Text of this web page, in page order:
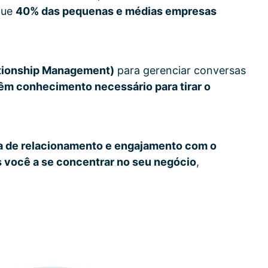
40% das pequenas e médias empresas
Management) para gerenciar conversas
conhecimento necessário para tirar o
relacionamento e engajamento com o
você a se concentrar no seu negócio,